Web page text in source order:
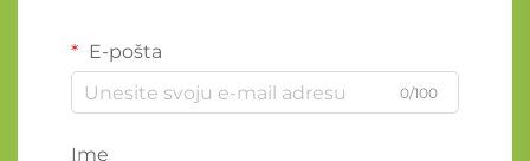
E-pošta
0/100
Ime